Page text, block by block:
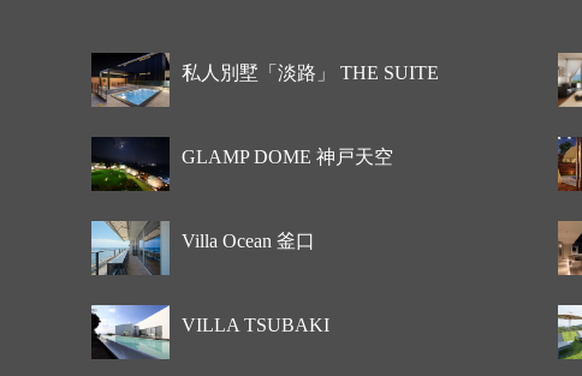
私人別墅「淡路」 THE SUITE
GLAMP DOME 神戸天空
Villa Ocean 釜口
VILLA TSUBAKI